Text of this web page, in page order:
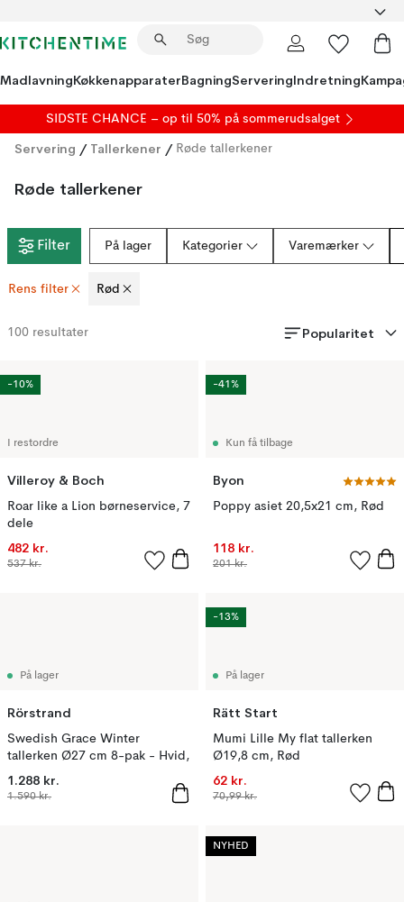
MadlavningKøkkenapparaterBagningServeringIndretning
SIDSTE CHANCE – op til 50% på sommerudsalget
Servering / Tallerkener / Røde tallerkener
Røde tallerkener
Filter På lager Kategorier Varemærker
Rens filter Rød
100 resultater Popularitet
I restordre
Villeroy & Boch
Roar like a Lion børneservice, 7
dele
482 kr.
537 kr.
-10%
Kun få tilbage
Byon
Poppy asiet 20,5x21 cm, Rød
118 kr.
201 kr.
-41%
På lager
Rörstrand
Swedish Grace Winter
tallerken Ø27 cm 8-pak - Hvid,
1.288 kr.
1.590 kr.
På lager
Rätt Start
Mumi Lille My flat tallerken
Ø19,8 cm, Rød
62 kr.
70,99 kr.
-13%
NYHED